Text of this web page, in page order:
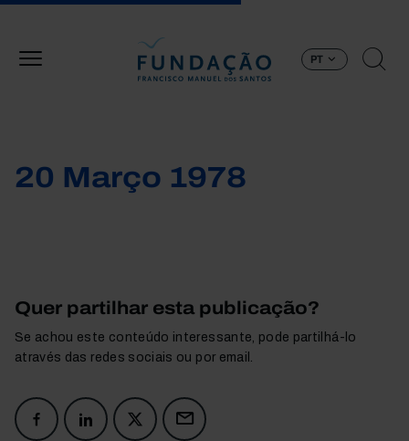
PT
20 Março 1978
Quer partilhar esta publicação?
Se achou este conteúdo interessante, pode partilhá-lo
através das redes sociais ou por email.